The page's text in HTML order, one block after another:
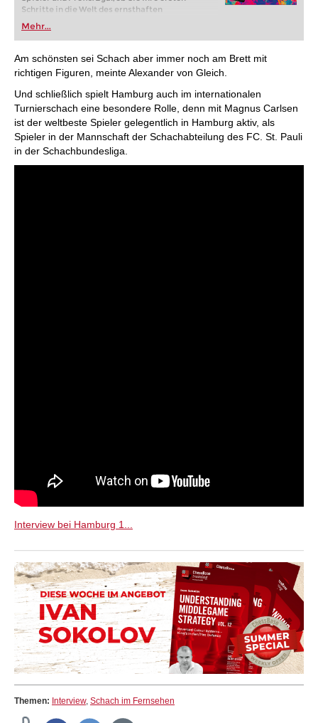
Schritte in die Welt des ernsthaften
Schachtrainings machen oder bereits auf
Turnierniveau spielen: Mit FRITZ 20 trainieren
Sie effizienter, intelligenter und individueller als
je zuvor.
Mehr...
Am schönsten sei Schach aber immer noch am Brett mit
richtigen Figuren, meinte Alexander von Gleich.
Und schließlich spielt Hamburg auch im internationalen
Turnierschach eine besondere Rolle, denn mit Magnus Carlsen
ist der weltbeste Spieler gelegentlich in Hamburg aktiv, als
Spieler in der Mannschaft der Schachabteilung des FC. St. Pauli
in der Schachbundesliga.
Interview bei Hamburg 1...
Themen: Interview, Schach im Fernsehen